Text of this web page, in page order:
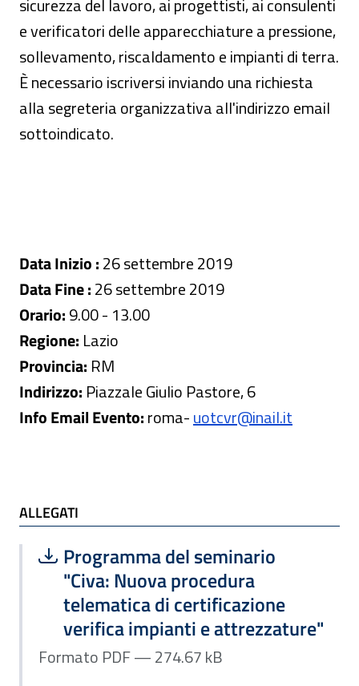
sicurezza del lavoro, ai progettisti, ai consulenti
e verificatori delle apparecchiature a pressione,
sollevamento, riscaldamento e impianti di terra.
È necessario iscriversi inviando una richiesta
alla segreteria organizzativa all'indirizzo email
sottoindicato.
Data Inizio :26 settembre 2019
Data Fine :26 settembre 2019
Orario:9.00 - 13.00
Regione: Lazio
Provincia: RM
Indirizzo: Piazzale Giulio Pastore, 6
Info Email Evento:roma-uotcvr@inail.it
ALLEGATI
ALLEGATI
Scarica file:
Programma del seminario
"Civa: Nuova procedura
telematica di certificazione
verifica impianti e attrezzature"
Formato PDF — Dimensione 274.67 kB
Formato PDF — 274.67 kB